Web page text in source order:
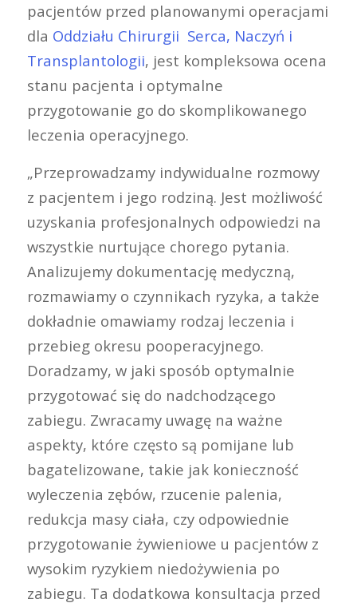
pacjentów przed planowanymi operacjami
dla Oddziału Chirurgii Serca, Naczyń i
Transplantologii, jest kompleksowa ocena
stanu pacjenta i optymalne
przygotowanie go do skomplikowanego
leczenia operacyjnego.
„Przeprowadzamy indywidualne rozmowy
z pacjentem i jego rodziną. Jest możliwość
uzyskania profesjonalnych odpowiedzi na
wszystkie nurtujące chorego pytania.
Analizujemy dokumentację medyczną,
rozmawiamy o czynnikach ryzyka, a także
dokładnie omawiamy rodzaj leczenia i
przebieg okresu pooperacyjnego.
Doradzamy, w jaki sposób optymalnie
przygotować się do nadchodzącego
zabiegu. Zwracamy uwagę na ważne
aspekty, które często są pomijane lub
bagatelizowane, takie jak konieczność
wyleczenia zębów, rzucenie palenia,
redukcja masy ciała, czy odpowiednie
przygotowanie żywieniowe u pacjentów z
wysokim ryzykiem niedożywienia po
zabiegu. Ta dodatkowa konsultacja przed